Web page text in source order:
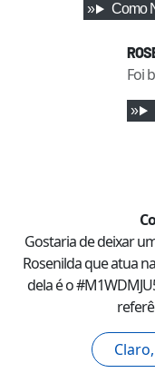
Como
Foi
Gostaria de deixar
Rosenildaque atua
dela é o #